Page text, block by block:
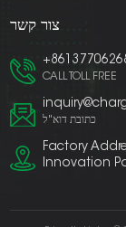
צור קשר
CALL TOLL FREE
כתובת דוא"ל
Factory
Innovation